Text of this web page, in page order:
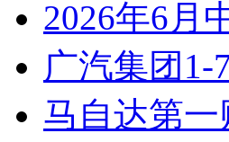
2026年6月
广汽集团1-
马自达第